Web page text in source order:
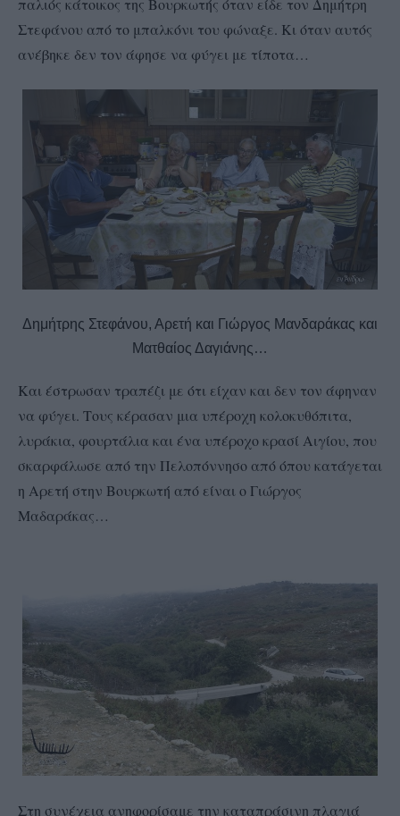
παλιός κάτοικος της Βουρκωτής όταν είδε τον Δημήτρη
Στεφάνου από το μπαλκόνι του φώναξε. Κι όταν αυτός
ανέβηκε δεν τον άφησε να φύγει με τίποτα…
Δημήτρης Στεφάνου, Αρετή και Γιώργος Μανδαράκας και
Ματθαίος Δαγιάνης…
Και έστρωσαν τραπέζι με ότι είχαν και δεν τον άφηναν
να φύγει. Τους κέρασαν μια υπέροχη κολοκυθόπιτα,
λυράκια, φουρτάλια και ένα υπέροχο κρασί Αιγίου, που
σκαρφάλωσε από την Πελοπόννησο από όπου κατάγεται
η Αρετή στην Βουρκωτή από είναι ο Γιώργος
Μαδαράκας…
Στη συνέχεια ανηφορίσαμε την καταπράσινη πλαγιά